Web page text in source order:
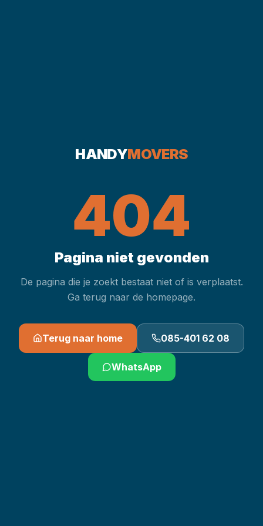
HANDYMOVERS
404
Pagina niet gevonden
De pagina die je zoekt bestaat niet of is verplaatst.
Ga terug naar de homepage.
Terug naar home 085-401 62 08
WhatsApp